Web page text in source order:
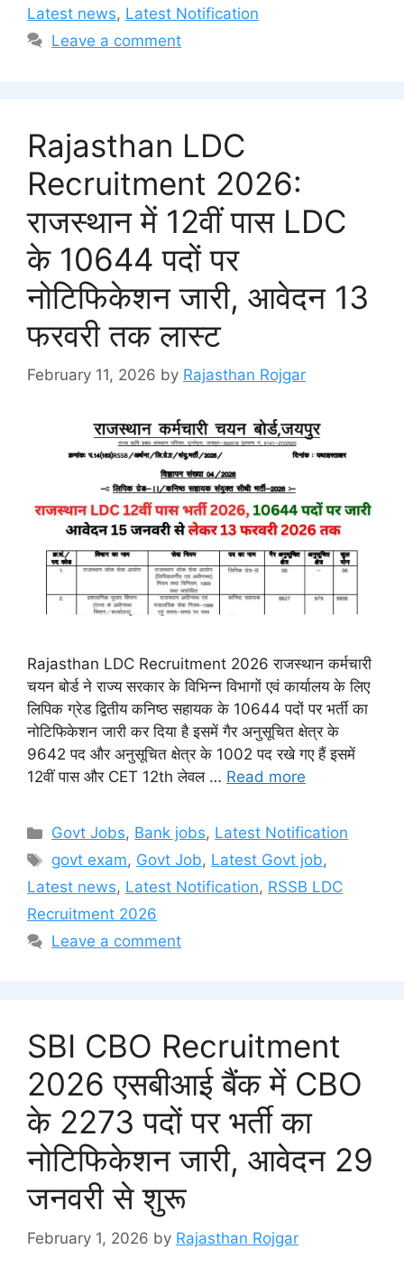
Latest news, Latest Notification
Leave a comment
Rajasthan LDC
Recruitment 2026:
राजस्थान में 12वीं पास LDC
के 10644 पदों पर
नोटिफिकेशन जारी, आवेदन 13
फरवरी तक लास्ट
February 11, 2026 by Rajasthan Rojgar
Rajasthan LDC Recruitment 2026 राजस्थान कर्मचारी
चयन बोर्ड ने राज्य सरकार के विभिन्न विभागों एवं कार्यालय के लिए
लिपिक ग्रेड द्वितीय कनिष्ठ सहायक के 10644 पदों पर भर्ती का
नोटिफिकेशन जारी कर दिया है इसमें गैर अनुसूचित क्षेत्र के
9642 पद और अनुसूचित क्षेत्र के 1002 पद रखे गए हैं इसमें
12वीं पास और CET 12th लेवल … Read more
Categories
Govt Jobs, Bank jobs, Latest Notification
Tags
govt exam, Govt Job, Latest Govt job,
Latest news, Latest Notification, RSSB LDC
Recruitment 2026
Leave a comment
SBI CBO Recruitment
2026 एसबीआई बैंक में CBO
के 2273 पदों पर भर्ती का
नोटिफिकेशन जारी, आवेदन 29
जनवरी से शुरू
February 1, 2026 by Rajasthan Rojgar